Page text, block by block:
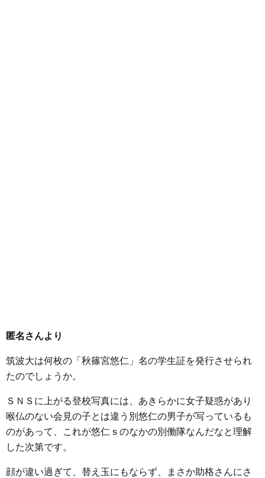
匿名さんより
筑波大は何枚の「秋篠宮悠仁」名の学生証を発行させられ
たのでしょうか。
ＳＮＳに上がる登校写真には、あきらかに女子疑惑があり
喉仏のない会見の子とは違う別悠仁の男子が写っているも
のがあって、これが悠仁ｓのなかの別働隊なんだなと理解
した次第です。
顔が違い過ぎて、替え玉にもならず、まさか助格さんにさ